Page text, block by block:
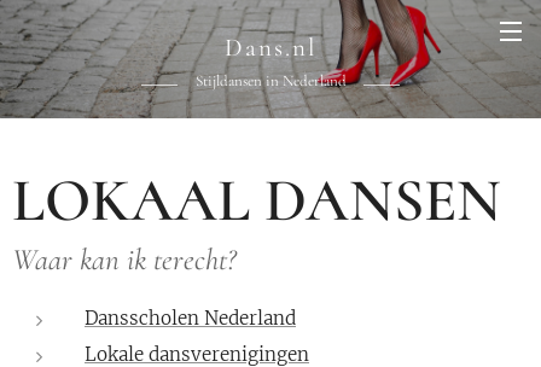
Dans.nl
Stijldansen in Nederland
LOKAAL DANSEN
Waar kan ik terecht?
Dansscholen Nederland
Lokale dansverenigingen